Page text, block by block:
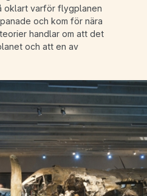
oklart varför flygplanen
och kom för nära
handlar om att det
och att en av